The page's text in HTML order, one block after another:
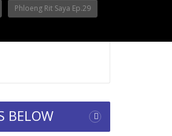
Phloeng Rit Saya Ep.29
BELOW